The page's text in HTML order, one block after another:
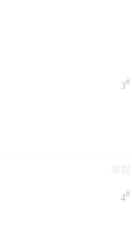
3#
4#